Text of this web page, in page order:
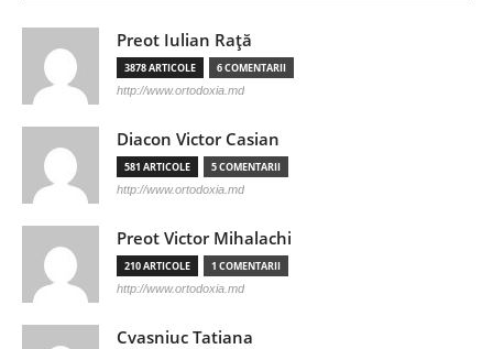
Preot Iulian Raţă
3878 ARTICOLE 6 COMENTARII
http://www.ortodoxia.md
Diacon Victor Casian
581 ARTICOLE 5 COMENTARII
http://www.ortodoxia.md
Preot Victor Mihalachi
210 ARTICOLE 1 COMENTARII
http://www.ortodoxia.md
Cvasniuc Tatiana